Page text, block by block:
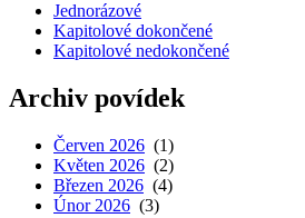
Jednorázové
Kapitolové dokončené
Kapitolové nedokončené
Archiv povídek
Červen 2026 (1)
Květen 2026 (2)
Březen 2026 (4)
Únor 2026 (3)